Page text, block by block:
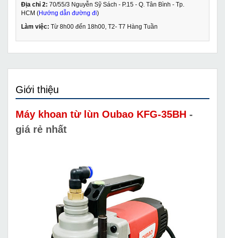
Địa chỉ 2: 70/55/3 Nguyễn Sỹ Sách - P.15 - Q. Tân Bình - Tp.
HCM (Hướng dẫn đường đi)
Làm việc: Từ 8h00 đến 18h00, T2- T7 Hàng Tuần
Giới thiệu
Máy khoan từ lùn Oubao KFG-35BH -
giá rẻ nhất